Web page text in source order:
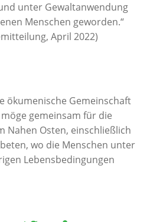
unter Gewaltanwendung
Menschen geworden.“
April 2022)
ökumenische Gemeinschaft
gemeinsam für die
Nahen Osten, einschließlich
wo die Menschen unter
Lebensbedingungen